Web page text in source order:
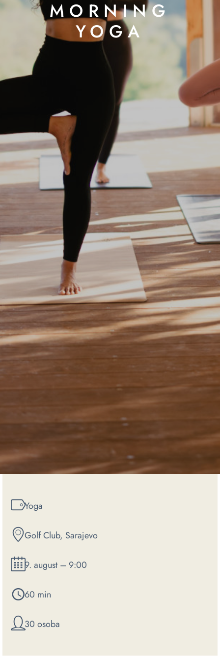
MORNING
YOGA
Yoga
Golf Club, Sarajevo
9. august – 9:00
60 min
30 osoba